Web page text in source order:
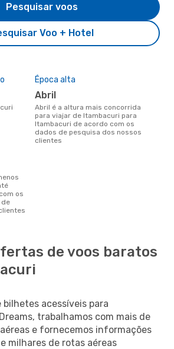
Voo + Hotel
Pesquisar voos
Época alta
abril
abril é a altura mais concorrida
para viajar de Itambacuri para
Itambacuri de acordo com os
dados de pesquisa dos nossos
clientes
os
de
de voos baratos
bilhetes acessíveis para
trabalhamos com mais de
e fornecemos informações
milhares de rotas aéreas